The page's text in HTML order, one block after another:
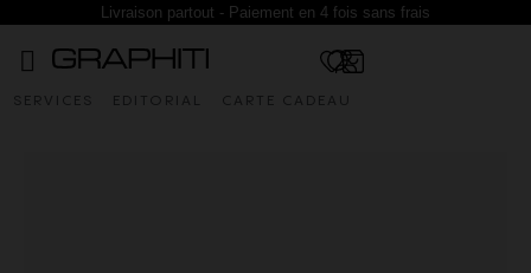
Livraison partout - Paiement en 4 fois sans frais
SERVICES EDITORIAL CARTE CADEAU